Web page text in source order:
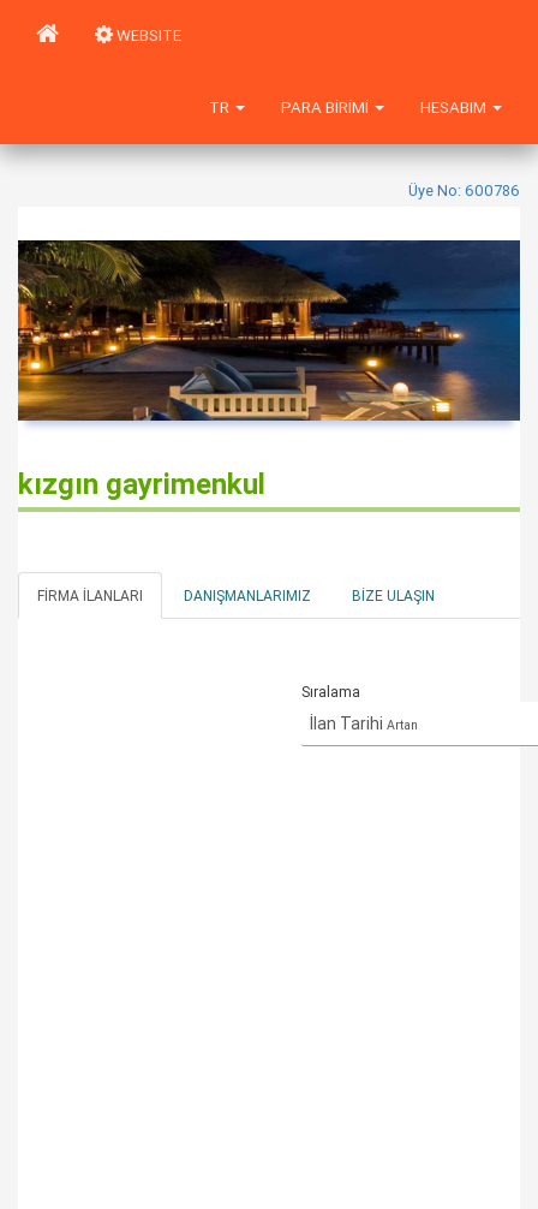
WEBSITE
HESABIM
PARA BIRIMI
TR
Üye No: 600786
kızgın gayrimenkul
FIRMA İLANLARI DANIŞMANLARIMIZ BIZE ULAŞIN
Sıralama
İlan Tarihi Artan